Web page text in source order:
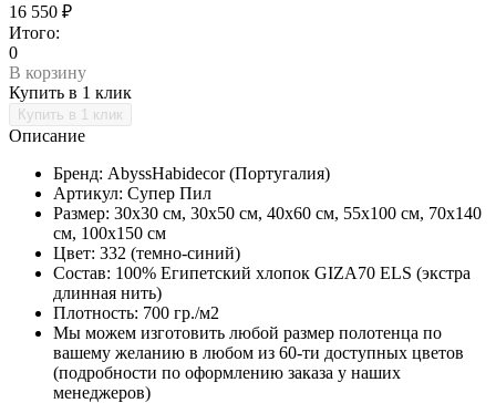
16 550 ₽
Итого:
0
В корзину
Купить в 1 клик
Описание
Бренд: AbyssHabidecor (Португалия)
Артикул: Супер Пил
Размер: 30х30 см, 30х50 см, 40х60 см, 55х100 см, 70х140
см, 100х150 см
Цвет: 332 (темно-синий)
Состав: 100% Египетский хлопок GIZA70 ELS (экстра
длинная нить)
Плотность: 700 гр./м2
Мы можем изготовить любой размер полотенца по
вашему желанию в любом из 60-ти доступных цветов
(подробности по оформлению заказа у наших
менеджеров)